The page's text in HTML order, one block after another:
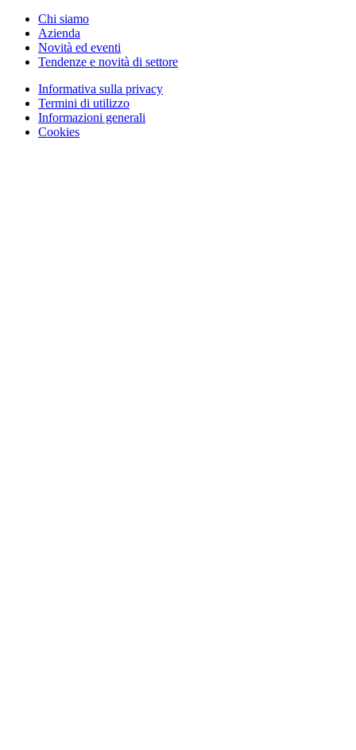
Chi siamo
Azienda
Novità ed eventi
Tendenze e novità di settore
Informativa sulla privacy
Termini di utilizzo
Informazioni generali
Cookies